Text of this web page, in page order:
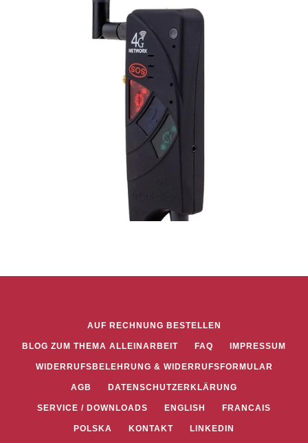
AUF RECHNUNG BESTELLEN
BLOG ZUM THEMA ALLEINARBEIT FAQ IMPRESSUM
WIDERRUFSBELEHRUNG & WIDERRUFSFORMULAR
AGB DATENSCHUTZERKLÄRUNG
SERVICE / DOWNLOADS ENGLISH FRANCAIS
POLSKA KONTAKT LINKEDIN